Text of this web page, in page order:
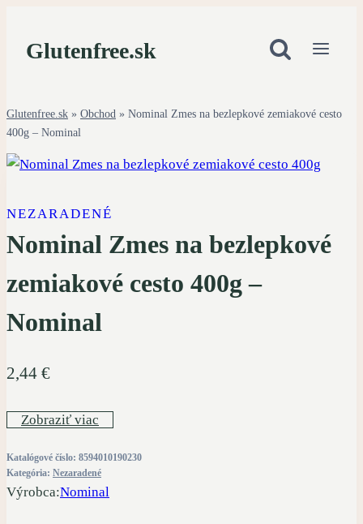
content
Glutenfree.sk
Glutenfree.sk » Obchod » Nominal Zmes na bezlepkové zemiakové cesto
400g – Nominal
NEZARADENÉ
Nominal Zmes na bezlepkové
zemiakové cesto 400g –
Nominal
2,44 €
Zobraziť viac
Katalógové číslo: 8594010190230
Kategória: Nezaradené
Výrobca:Nominal